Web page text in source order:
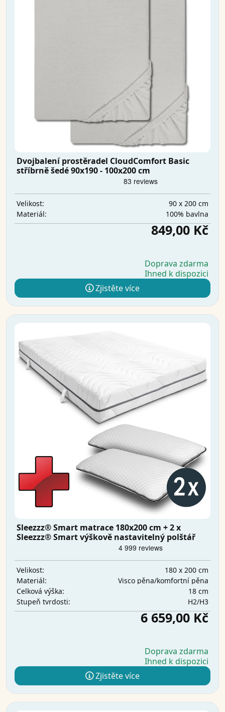
Dvojbalení prostěradel CloudComfort Basic
stříbrně šedé 90x190 - 100x200 cm
Velikost:
90 x 200 cm
Materiál:
100% bavlna
849,00 Kč
Doprava zdarma
Ihned k dispozici
Zjistěte více
Sleezzz® Smart matrace 180x200 cm + 2 x
Sleezzz® Smart výškově nastavitelný polštář
Velikost:
180 x 200 cm
Materiál:
Visco pěna/komfortní pěna
Celková výška:
18 cm
Stupeň tvrdosti:
H2/H3
6 659,00 Kč
Doprava zdarma
Ihned k dispozici
Zjistěte více